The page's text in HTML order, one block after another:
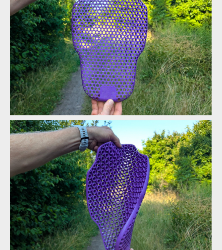
Biodegradabilní chráničová vesta G-Form MX Spike Chest +
Back Shirt
Biodegradabilní chráničová vesta G-Form MX Spike Chest +
Back Shirt
Biodegradabilní chráničová vesta G-Form MX Spike Chest +
Back Shirt